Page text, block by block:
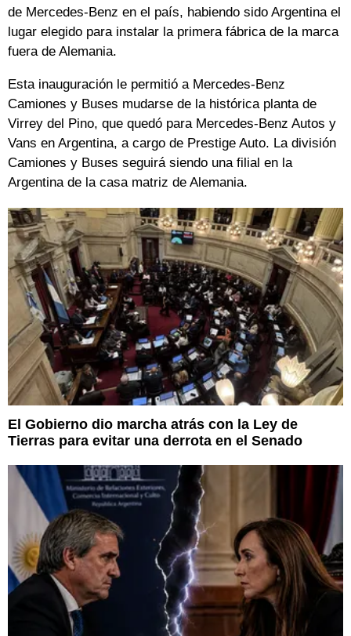
de Mercedes-Benz en el país, habiendo sido Argentina el
lugar elegido para instalar la primera fábrica de la marca
fuera de Alemania.
Esta inauguración le permitió a Mercedes-Benz
Camiones y Buses mudarse de la histórica planta de
Virrey del Pino, que quedó para Mercedes-Benz Autos y
Vans en Argentina, a cargo de Prestige Auto. La división
Camiones y Buses seguirá siendo una filial en la
Argentina de la casa matriz de Alemania.
El Gobierno dio marcha atrás con la Ley de
Tierras para evitar una derrota en el Senado